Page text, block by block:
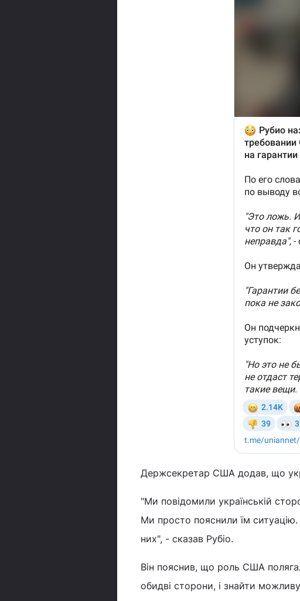
Держсекретар США додав, що
"Ми повідомили українській
Ми просто пояснили їм
них", - сказав Рубіо.
Він пояснив, що роль США
обидві сторони, і знайти